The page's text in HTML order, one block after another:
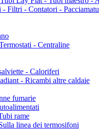
Filtri - Contatori -
- Centraline
- Caloriferi
- Ricambi altre caldaie
fumarie
rame
linea dei termosifoni